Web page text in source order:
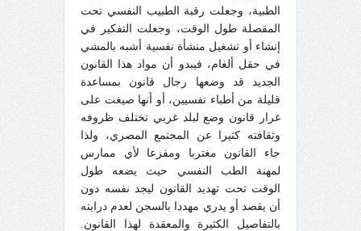
الطبية، وجعلت رقبة الطبيب النفسي تحت
المقصلة طول الوقت، وجعلت التفكير في
إنشاء أو تشغيل منشأة نفسية أشبه بالمشي
في حقل ألغام، فيبدو أن مواد هذا القانون
الجديد قد وضعها رجال قانون بمساعدة
قليلة من أطباء نفسيين، أو أنها صيغت على
غرار قانون وضع لبلد غربي تختلف ظروفه
وثقافته كثيرا عن المجتمع المصري، ولذا
جاء القانون مغتربا ومفزعا لأي ممارس
لمهنة الطب النفسي حيث يضعه طول
الوقت تحت تهديد القانون ليجد نفسه دون
أن يقصد أو يدري مهددا بالسجن لعدم درايته
بالتفاصيل الكثيرة والمعقدة لهذا القانون.